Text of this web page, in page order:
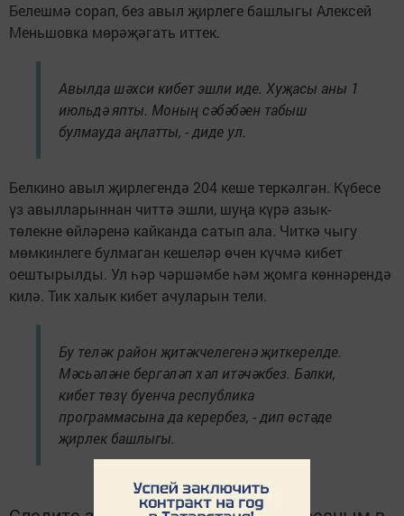
Белешмә сорап, без авыл җирлеге башлыгы Алексей
Меньшовка мөрәҗәгать иттек.
Авылда шәхси кибет эшли иде. Хуҗасы аны 1
июльдә япты. Моның сәбәбәен табыш
булмауда аңлатты, - диде ул.
Белкино авыл җирлегендә 204 кеше теркәлгән. Күбесе
үз авылларыннан читтә эшли, шуңа күрә азык-
төлекне өйләренә кайканда сатып ала. Читкә чыгу
мөмкинлеге булмаган кешеләр өчен күчмә кибет
оештырылды. Ул һәр чәршәмбе һәм җомга көннәрендә
килә. Тик халык кибет ачуларын тели.
Бу теләк район җитәкчелегенә җиткерелде.
Мәсьәләне бергәләп хәл итәчәкбез. Бәлки,
кибет төзү буенча республика
программасына да керербез, - дип өстәде
җирлек башлыгы.